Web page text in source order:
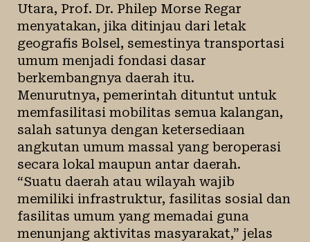
Utara, Prof. Dr. Philep Morse Regar
menyatakan, jika ditinjau dari letak
geografis Bolsel, semestinya transportasi
umum menjadi fondasi dasar
berkembangnya daerah itu.
Menurutnya, pemerintah dituntut untuk
memfasilitasi mobilitas semua kalangan,
salah satunya dengan ketersediaan
angkutan umum massal yang beroperasi
secara lokal maupun antar daerah.
“Suatu daerah atau wilayah wajib
memiliki infrastruktur, fasilitas sosial dan
fasilitas umum yang memadai guna
menunjang aktivitas masyarakat,” jelas